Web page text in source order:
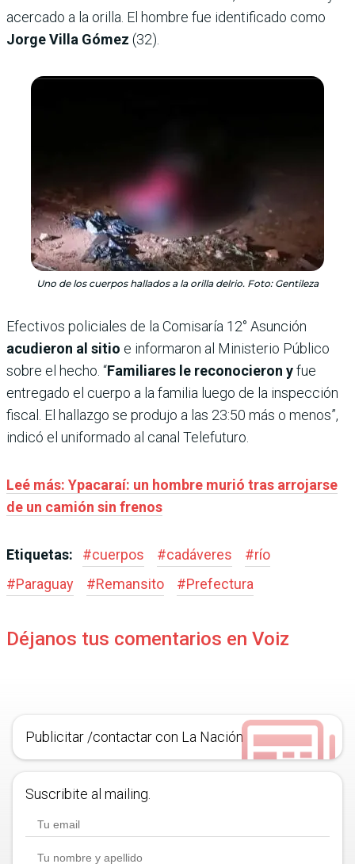
acercado a la orilla. El hombre fue identificado como
Jorge Villa Gómez (32).
Uno de los cuerpos hallados a la orilla delrio. Foto: Gentileza
Efectivos policiales de la Comisaría 12° Asunción
acudieron al sitio e informaron al Ministerio Público
sobre el hecho. “Familiares le reconocieron yfue
entregado el cuerpo a la familia luego de la inspección
fiscal. El hallazgo se produjo a las 23:50 más o menos”,
indicó el uniformado al canal Telefuturo.
Leé más: Ypacaraí: un hombre murió tras arrojarse
de un camión sin frenos
Etiquetas: #cuerpos #cadáveres #río
#Paraguay #Remansito #Prefectura
Déjanos tus comentarios en Voiz
Publicitar /contactar con La Nación
Suscribite al mailing.